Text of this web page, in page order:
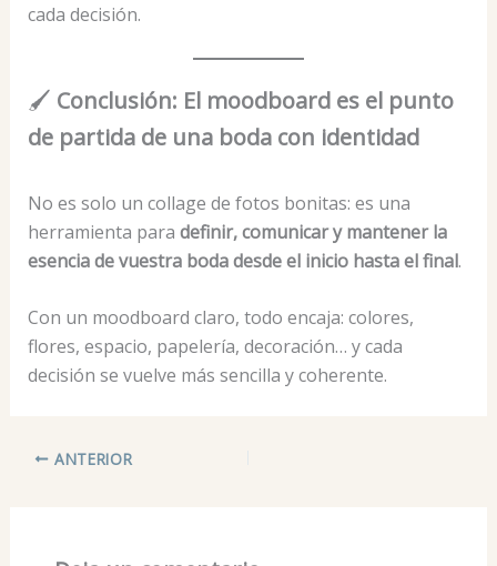
cada decisión.
🖌️ Conclusión: El moodboard es el punto
de partida de una boda con identidad
No es solo un collage de fotos bonitas: es una
herramienta para definir, comunicar y mantener la
esencia de vuestra boda desde el inicio hasta el final.
Con un moodboard claro, todo encaja: colores,
flores, espacio, papelería, decoración… y cada
decisión se vuelve más sencilla y coherente.
ANTERIOR